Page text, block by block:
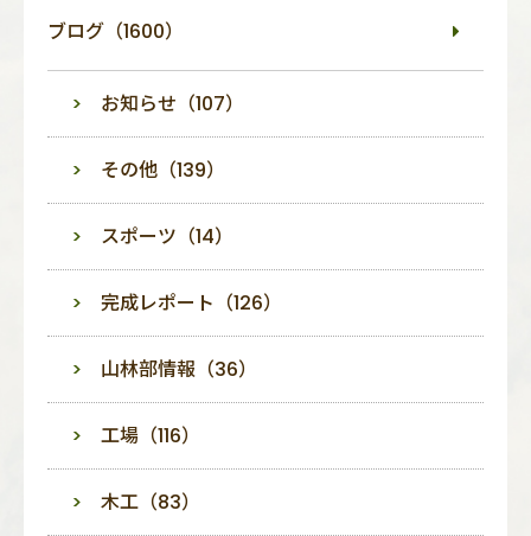
ブログ（1600）
お知らせ（107）
その他（139）
スポーツ（14）
完成レポート（126）
山林部情報（36）
工場（116）
木工（83）